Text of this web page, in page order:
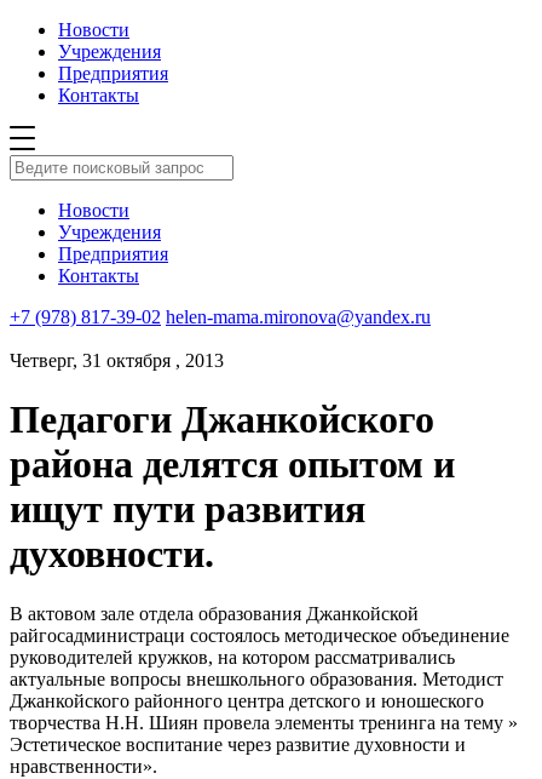
Новости
Учреждения
Предприятия
Контакты
Новости
Учреждения
Предприятия
Контакты
+7 (978) 817-39-02 helen-mama.mironova@yandex.ru
Четверг, 31 октября , 2013
Педагоги Джанкойского
района делятся опытом и
ищут пути развития
духовности.
В актовом зале отдела образования Джанкойской
райгосадминистраци состоялось методическое объединение
руководителей кружков, на котором рассматривались
актуальные вопросы внешкольного образования. Методист
Джанкойского районного центра детского и юношеского
творчества Н.Н. Шиян провела элементы тренинга на тему »
Эстетическое воспитание через развитие духовности и
нравственности».